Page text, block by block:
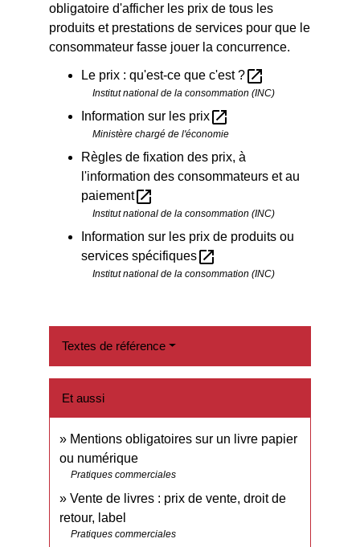
obligatoire d'afficher les prix de tous les
produits et prestations de services pour que le
consommateur fasse jouer la concurrence.
Le prix : qu'est-ce que c'est ?open_in_new
Institut national de la consommation (INC)
Information sur les prixopen_in_new
Ministère chargé de l'économie
Règles de fixation des prix, à
l'information des consommateurs et au
paiementopen_in_new
Institut national de la consommation (INC)
Information sur les prix de produits ou
services spécifiquesopen_in_new
Institut national de la consommation (INC)
Textes de référence
Et aussi
Mentions obligatoires sur un livre papier
ou numérique
Pratiques commerciales
Vente de livres : prix de vente, droit de
retour, label
Pratiques commerciales